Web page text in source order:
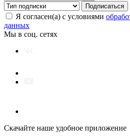
Подписаться
Я согласен(а) с условиями
данных
Мы в соц. сетях
Скачайте наше удобное приложение